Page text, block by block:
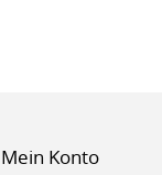
Mein Konto